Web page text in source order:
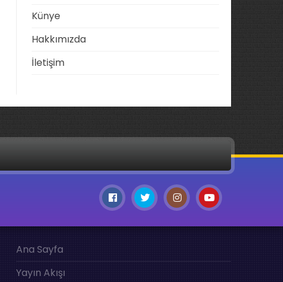
Künye
Hakkımızda
İletişim
Ana Sayfa
Yayın Akışı